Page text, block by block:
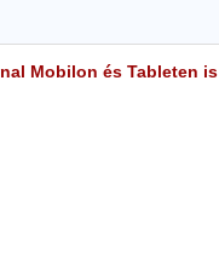
Mobilon és Tableten is